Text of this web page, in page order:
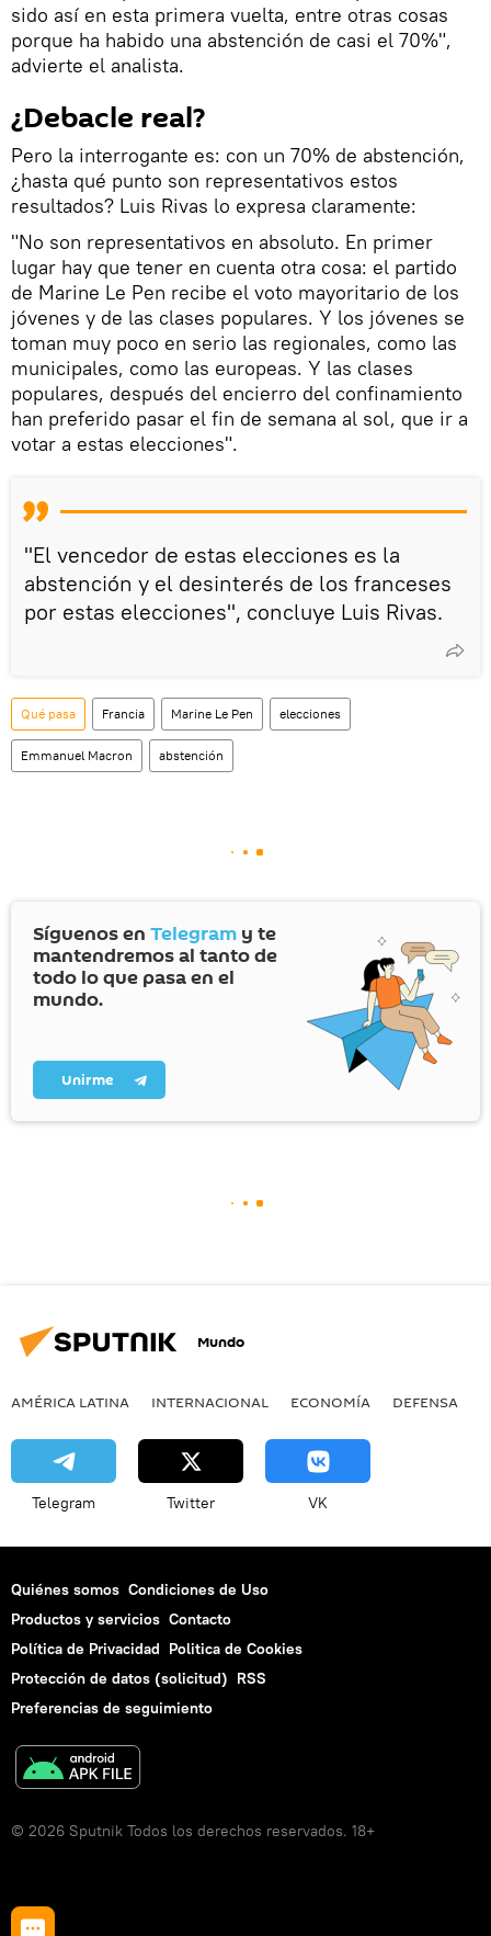
sido así en esta primera vuelta, entre otras cosas
porque ha habido una abstención de casi el 70%",
advierte el analista.
¿Debacle real?
Pero la interrogante es: con un 70% de abstención,
¿hasta qué punto son representativos estos
resultados? Luis Rivas lo expresa claramente:
"No son representativos en absoluto. En primer
lugar hay que tener en cuenta otra cosa: el partido
de Marine Le Pen recibe el voto mayoritario de los
jóvenes y de las clases populares. Y los jóvenes se
toman muy poco en serio las regionales, como las
municipales, como las europeas. Y las clases
populares, después del encierro del confinamiento
han preferido pasar el fin de semana al sol, que ir a
votar a estas elecciones".
"El vencedor de estas elecciones es la
abstención y el desinterés de los franceses
por estas elecciones", concluye Luis Rivas.
Qué pasa Francia Marine Le Pen elecciones
Emmanuel Macron abstención
Síguenos en Telegram y te
mantendremos al tanto de
todo lo que pasa en el
mundo.
Unirme
Mundo
AMÉRICA LATINA INTERNACIONAL ECONOMÍA DEFENSA
Telegram Twitter VK
Quiénes somos Condiciones de Uso
Productos y servicios Contacto
Política de Privacidad Politica de Cookies
Protección de datos (solicitud) RSS
Preferencias de seguimiento
© 2026 Sputnik Todos los derechos reservados. 18+